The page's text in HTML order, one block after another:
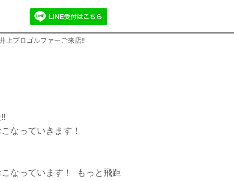
上プロゴルファーご来店‼️
なっていきます！
なっています！ もっと飛距